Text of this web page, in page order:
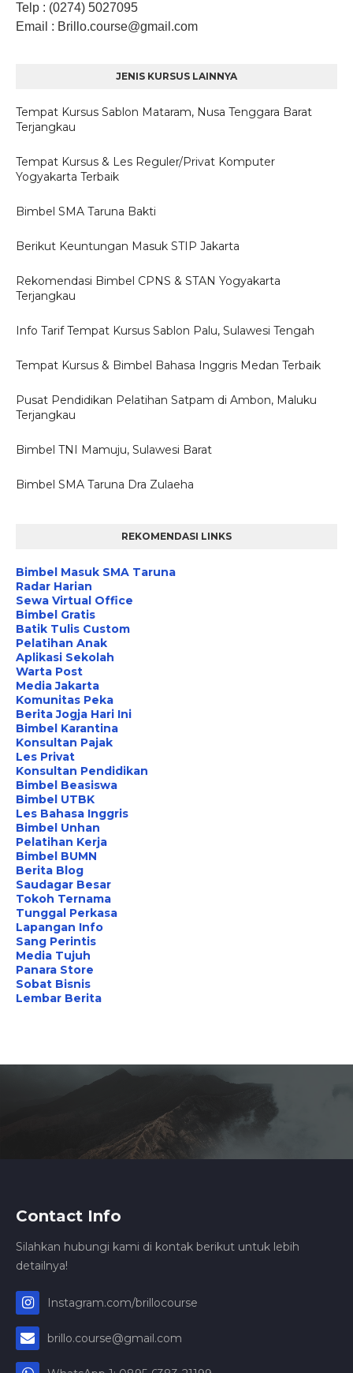
Telp : (0274) 5027095
Email : Brillo.course@gmail.com
JENIS KURSUS LAINNYA
Tempat Kursus Sablon Mataram, Nusa Tenggara Barat
Terjangkau
Tempat Kursus & Les Reguler/Privat Komputer
Yogyakarta Terbaik
Bimbel SMA Taruna Bakti
Berikut Keuntungan Masuk STIP Jakarta
Rekomendasi Bimbel CPNS & STAN Yogyakarta
Terjangkau
Info Tarif Tempat Kursus Sablon Palu, Sulawesi Tengah
Tempat Kursus & Bimbel Bahasa Inggris Medan Terbaik
Pusat Pendidikan Pelatihan Satpam di Ambon, Maluku
Terjangkau
Bimbel TNI Mamuju, Sulawesi Barat
Bimbel SMA Taruna Dra Zulaeha
REKOMENDASI LINKS
Bimbel Masuk SMA Taruna
Radar Harian
Sewa Virtual Office
Bimbel Gratis
Batik Tulis Custom
Pelatihan Anak
Aplikasi Sekolah
Warta Post
Media Jakarta
Komunitas Peka
Berita Jogja Hari Ini
Bimbel Karantina
Konsultan Pajak
Les Privat
Konsultan Pendidikan
Bimbel Beasiswa
Bimbel UTBK
Les Bahasa Inggris
Bimbel Unhan
Pelatihan Kerja
Bimbel BUMN
Berita Blog
Saudagar Besar
Tokoh Ternama
Tunggal Perkasa
Lapangan Info
Sang Perintis
Media Tujuh
Panara Store
Sobat Bisnis
Lembar Berita
Contact Info
Silahkan hubungi kami di kontak berikut untuk lebih
detailnya!
Instagram.com/brillocourse
brillo.course@gmail.com